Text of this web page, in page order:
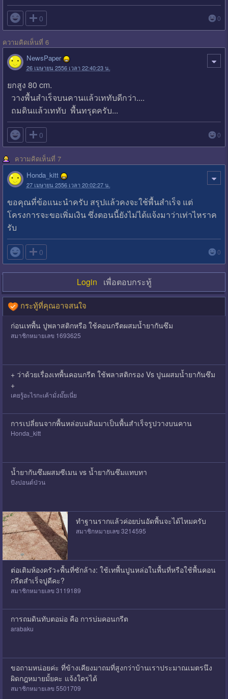
 0 0
ความคิดเห็นที่ 6
NewsPaper
26 เมษายน 2556 เวลา 22:40:23 น.
ยกสูง 80 cm.
วางพื้นสำเร็จบนคานแล้วเททับดีกว่า....
ถมดินแล้วเททับ พื้นทรุดครับ...
 0 0
ความคิดเห็นที่ 7
Honda_kitt
27 เมษายน 2556 เวลา 20:02:27 น.
ขอคุณที่ข้อแนะนำครับ สรุปแล้วคงจะใช้พื้นสำเร็จ แต่
โครงการจะขอเพิ่มเงิน ซึ่งตอนนี้ยังไม่ได้แจ้งมาว่าเท่าไหราค
รับ
 0 0
Login เพื่อตอบกระทู้
กระทู้ที่คุณอาจสนใจ
ก่อนเทพื้น ปูพลาสติกหรือ ใช้คอนกรีตผสมน้ำยากันซึม
สมาชิกหมายเลข 1693625
+ ว่าด้วยเรื่องเทพื้นคอนกรีต ใช้พลาสติกรอง Vs ปูนผสมน้ำยากันซึม
+
เคยรู้อะไรกะเค้ามั่งมั๊ยเนี่ย
การเปลี่ยนจากพื้นหล่อบนดินมาเป็นพื้นสำเร็จรูปวางบนคาน
Honda_kitt
น้ำยากันซึมผสมซีเมน vs น้ำยากันซึมแทบทา
ปังปอนด์ป่วน
ทำฐานรากแล้วค่อยบ่นอัดพื้นจะได้ไหมครับ
สมาชิกหมายเลข 3214595
ต่อเติมห้องครัว+พื้นที่ซักล้าง: ใช้เทพื้นปูนหล่อในพื้นที่หรือใช้พื้นคอน
กรีตสำเร็จปูดีคะ?
สมาชิกหมายเลข 3119189
การถมดินทับตอม่อ คือ การบ่มคอนกรีต
arabaku
ขอถามหน่อยค่ะ ที่ข้างเคียงมาถมที่สูงกว่าบ้านเราประมาณเมตรนึง
ผิดกฎหมายมั้ยคะ แจ้งใครได้
สมาชิกหมายเลข 5501709